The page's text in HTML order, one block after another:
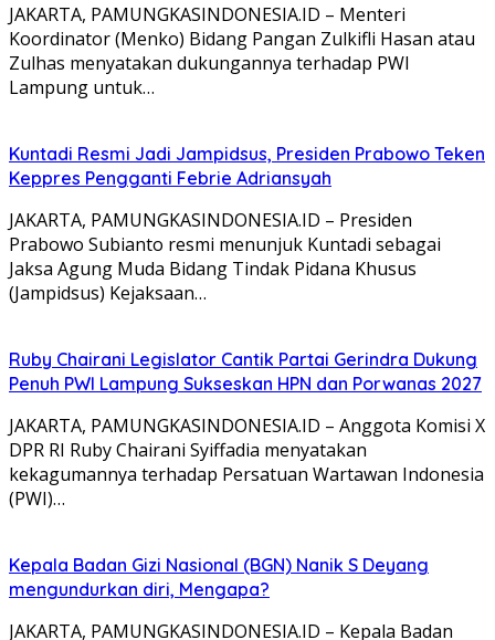
JAKARTA, PAMUNGKASINDONESIA.ID – Menteri
Koordinator (Menko) Bidang Pangan Zulkifli Hasan atau
Zulhas menyatakan dukungannya terhadap PWI
Lampung untuk…
Kuntadi Resmi Jadi Jampidsus, Presiden Prabowo Teken
Keppres Pengganti Febrie Adriansyah
JAKARTA, PAMUNGKASINDONESIA.ID – Presiden
Prabowo Subianto resmi menunjuk Kuntadi sebagai
Jaksa Agung Muda Bidang Tindak Pidana Khusus
(Jampidsus) Kejaksaan…
Ruby Chairani Legislator Cantik Partai Gerindra Dukung
Penuh PWI Lampung Sukseskan HPN dan Porwanas 2027
JAKARTA, PAMUNGKASINDONESIA.ID – Anggota Komisi X
DPR RI Ruby Chairani Syiffadia menyatakan
kekagumannya terhadap Persatuan Wartawan Indonesia
(PWI)…
Kepala Badan Gizi Nasional (BGN) Nanik S Deyang
mengundurkan diri, Mengapa?
JAKARTA, PAMUNGKASINDONESIA.ID – Kepala Badan